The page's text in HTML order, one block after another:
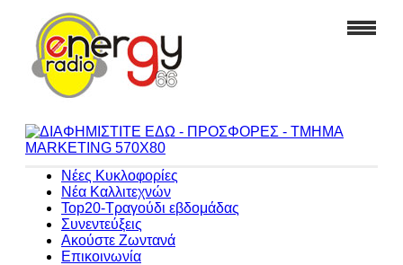
Νέες Κυκλοφορίες
Νέα Καλλιτεχνών
Top20-Τραγούδι εβδομάδας
Συνεντεύξεις
Ακούστε Ζωντανά
Επικοινωνία